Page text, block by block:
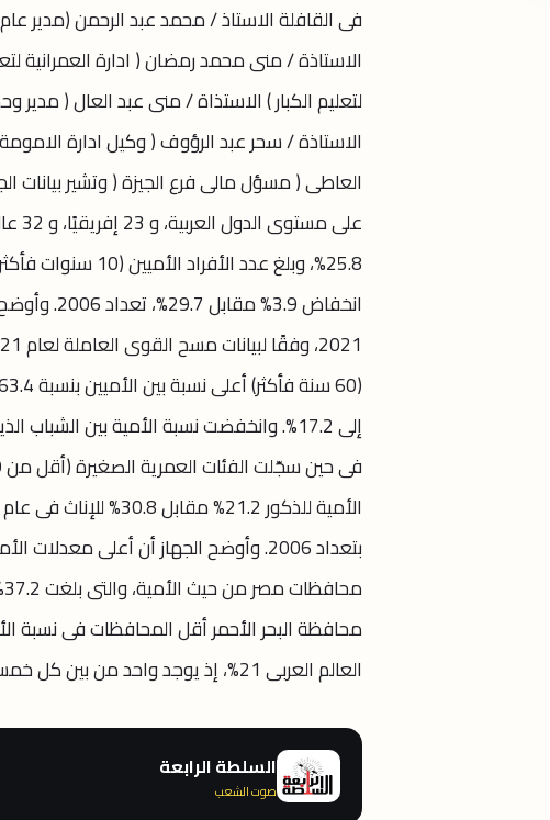
فى القافلة الاستاذ / محمد عبد الرحمن (مدير عام
الاستاذة / منى محمد رمضان ( ادارة العمرانية
لتعليم الكبار ) الاستذاة / منى عبد العال ( مدير
الاستاذة / سحر عبد الرؤوف ( وكيل ادارة
بتعداد 2006. وأوضح الجهاز أن أعلى
العالم العربى 21%، إذ يوجد واحد من بين كل خمسة (15 سنة فأكثر) يعانون من الأمية
السلطة الرابعة
صوت الشعب